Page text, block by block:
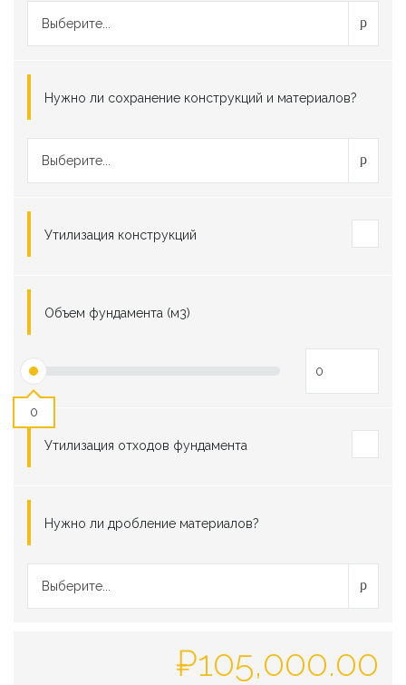
Выберите...
Нужно ли сохранение конструкций и материалов?
Выберите...
Утилизация конструкций
Объем фундамента (м3)
0
Утилизация отходов фундамента
Нужно ли дробление материалов?
Выберите...
₽105,000.00